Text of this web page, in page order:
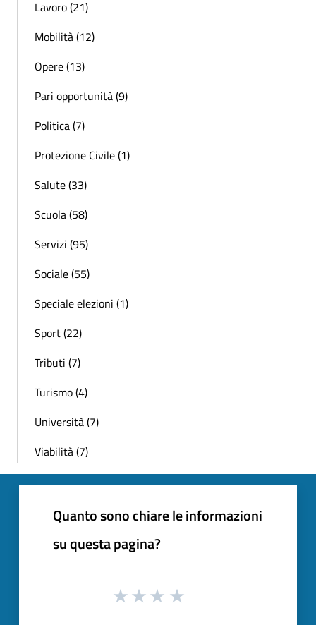
Lavoro (21)
Mobilità (12)
Opere (13)
Pari opportunità (9)
Politica (7)
Protezione Civile (1)
Salute (33)
Scuola (58)
Servizi (95)
Sociale (55)
Speciale elezioni (1)
Sport (22)
Tributi (7)
Turismo (4)
Università (7)
Viabilità (7)
Quanto sono chiare le informazioni
su questa pagina?